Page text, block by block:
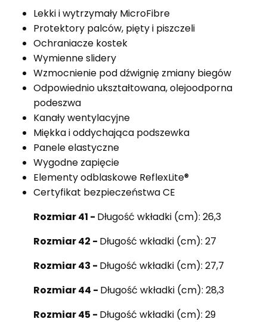
Lekki i wytrzymały MicroFibre
Protektory palców, pięty i piszczeli
Ochraniacze kostek
Wymienne slidery
Wzmocnienie pod dźwignię zmiany biegów
Odpowiednio ukształtowana, olejoodporna
podeszwa
Kanały wentylacyjne
Miękka i oddychająca podszewka
Panele elastyczne
Wygodne zapięcie
Elementy odblaskowe ReflexLite®
Certyfikat bezpieczeństwa CE
Rozmiar 41 - Długość wkładki (cm): 26,3
Rozmiar 42 - Długość wkładki (cm): 27
Rozmiar 43 - Długość wkładki (cm): 27,7
Rozmiar 44 - Długość wkładki (cm): 28,3
Rozmiar 45 - Długość wkładki (cm): 29